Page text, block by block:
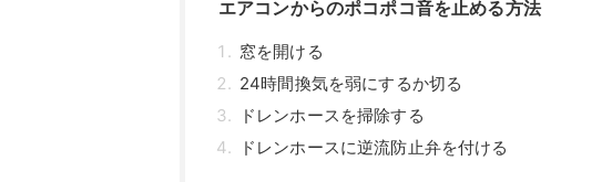
エアコンからのポコポコ音を止める方法
窓を開ける
24時間換気を弱にするか切る
ドレンホースを掃除する
ドレンホースに逆流防止弁を付ける